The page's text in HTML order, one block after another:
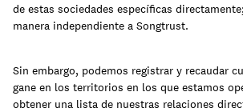
de estas sociedades específicas
manera independiente a Songtrust.
Sin embargo, podemos registrar y recaudar
gane en los territorios en los que estamos
obtener una lista de nuestras relaciones